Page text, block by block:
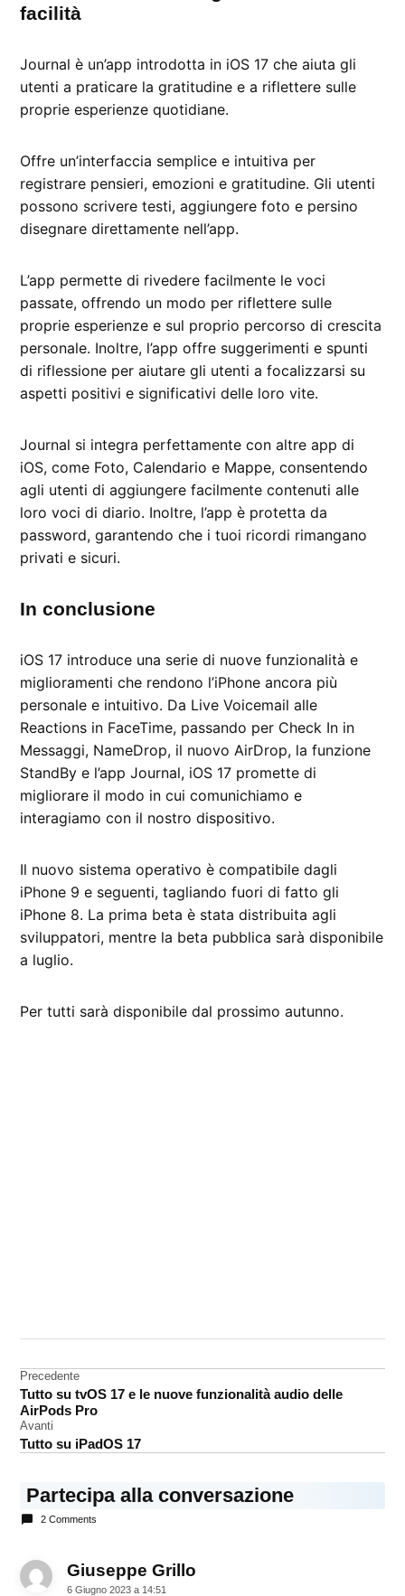
facilità
Journal è un’app introdotta in iOS 17 che aiuta gli
utenti a praticare la gratitudine e a riflettere sulle
proprie esperienze quotidiane.
Offre un’interfaccia semplice e intuitiva per
registrare pensieri, emozioni e gratitudine. Gli utenti
possono scrivere testi, aggiungere foto e persino
disegnare direttamente nell’app.
L’app permette di rivedere facilmente le voci
passate, offrendo un modo per riflettere sulle
proprie esperienze e sul proprio percorso di crescita
personale. Inoltre, l’app offre suggerimenti e spunti
di riflessione per aiutare gli utenti a focalizzarsi su
aspetti positivi e significativi delle loro vite.
Journal si integra perfettamente con altre app di
iOS, come Foto, Calendario e Mappe, consentendo
agli utenti di aggiungere facilmente contenuti alle
loro voci di diario. Inoltre, l’app è protetta da
password, garantendo che i tuoi ricordi rimangano
privati e sicuri.
In conclusione
iOS 17 introduce una serie di nuove funzionalità e
miglioramenti che rendono l’iPhone ancora più
personale e intuitivo. Da Live Voicemail alle
Reactions in FaceTime, passando per Check In in
Messaggi, NameDrop, il nuovo AirDrop, la funzione
StandBy e l’app Journal, iOS 17 promette di
migliorare il modo in cui comunichiamo e
interagiamo con il nostro dispositivo.
Il nuovo sistema operativo è compatibile dagli
iPhone 9 e seguenti, tagliando fuori di fatto gli
iPhone 8. La prima beta è stata distribuita agli
sviluppatori, mentre la beta pubblica sarà disponibile
a luglio.
Per tutti sarà disponibile dal prossimo autunno.
Navigazione
articoli
Precedente
Tutto su tvOS 17 e le nuove funzionalità audio delle
AirPods Pro
Avanti
Tutto su iPadOS 17
Partecipa alla conversazione
2 Comments
Giuseppe Grillo
6 Giugno 2023 a 14:51